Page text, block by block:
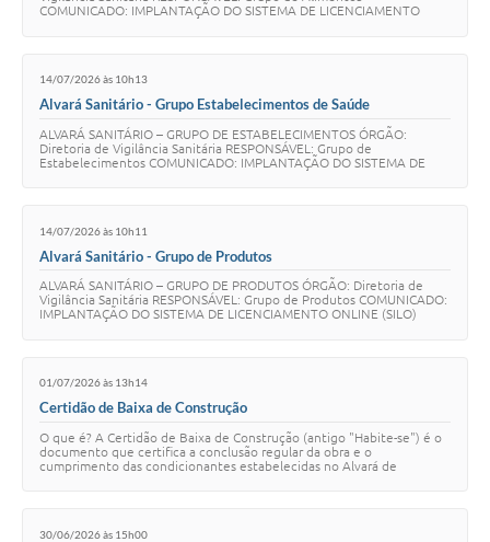
COMUNICADO: IMPLANTAÇÃO DO SISTEMA DE LICENCIAMENTO
14/07/2026 às 10h13
Alvará Sanitário - Grupo Estabelecimentos de Saúde
ALVARÁ SANITÁRIO – GRUPO DE ESTABELECIMENTOS ÓRGÃO:
Diretoria de Vigilância Sanitária RESPONSÁVEL: Grupo de
Estabelecimentos COMUNICADO: IMPLANTAÇÃO DO SISTEMA DE
14/07/2026 às 10h11
Alvará Sanitário - Grupo de Produtos
ALVARÁ SANITÁRIO – GRUPO DE PRODUTOS ÓRGÃO: Diretoria de
Vigilância Sanitária RESPONSÁVEL: Grupo de Produtos COMUNICADO:
IMPLANTAÇÃO DO SISTEMA DE LICENCIAMENTO ONLINE (SILO)
01/07/2026 às 13h14
Certidão de Baixa de Construção
O que é? A Certidão de Baixa de Construção (antigo "Habite-se") é o
documento que certifica a conclusão regular da obra e o
cumprimento das condicionantes estabelecidas no Alvará de
30/06/2026 às 15h00